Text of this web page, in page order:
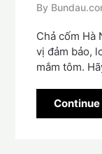
By
Chả cốm Hà
vị đảm bảo,
mắm tôm.